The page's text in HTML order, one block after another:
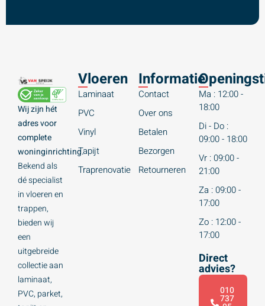
Wij zijn hét
adres voor
complete
woninginrichting.
Bekend als
dé specialist
in vloeren en
trappen,
bieden wij
een
uitgebreide
collectie aan
laminaat,
PVC, parket,
Vloeren
Laminaat
PVC
Vinyl
Tapijt
Traprenovatie
Informatie
Contact
Over ons
Betalen
Bezorgen
Retourneren
Ma : 12:00 -
18:00
Di - Do :
09:00 - 18:00
Vr : 09:00 -
21:00
Za : 09:00 -
17:00
Zo : 12:00 -
17:00
Direct
advies?
010
737